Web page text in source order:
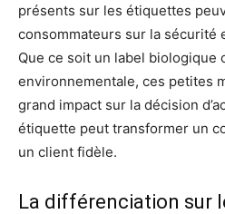
présents sur les étiquettes
consommateurs sur la sécurité
Que ce soit un label biologique
environnementale, ces petites
grand impact sur la décision
étiquette peut transformer un
un client fidèle.
La différenciation sur